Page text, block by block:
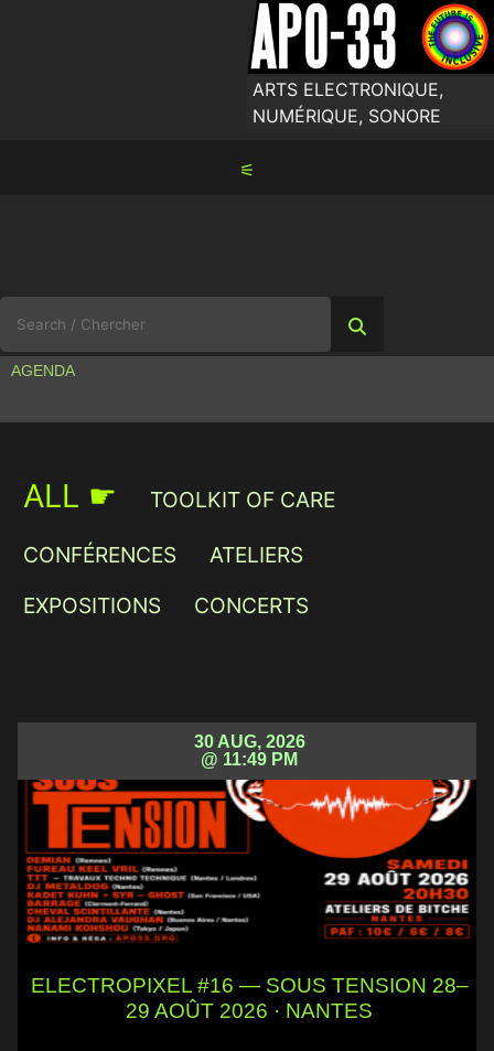
ARTS ELECTRONIQUE,
NUMÉRIQUE, SONORE
⚟
for:
AGENDA
ALL ☛ TOOLKIT OF CARE
CONFÉRENCES
ATELIERS
EXPOSITIONS
CONCERTS
30 AUG, 2026
@ 11:49 PM
ELECTROPIXEL #16 — SOUS TENSION 28–
29 AOÛT 2026 · NANTES